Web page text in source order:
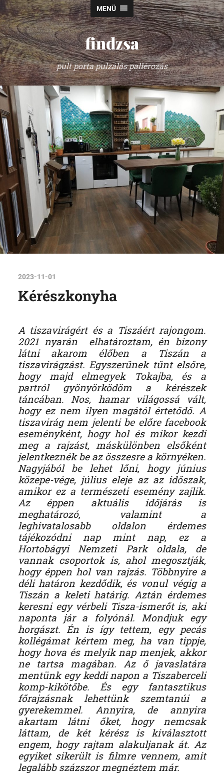
MENÜ
findzsa
pult porta pulzálás pallérozás
2023-11-01
Kérészkonyha
A tiszavirágért és a Tiszáért rajongom.
2021 nyarán elhatároztam, én bizony
látni akarom élőben a Tiszán a
tiszavirágzást. Egyszerűnek tűnt elsőre,
hogy majd elmegyek Tokajba, és a
partról gyönyörködöm a kérészek
táncában. Nos, hamar világossá vált,
hogy ez nem ilyen magától értetődő. A
tiszavirág nem jelenti be előre facebook
eseményként, hogy hol és mikor kezdi
meg a rajzást, máskülönben elsőként
jelentkeznék be az összesre a környéken.
Nagyjából be lehet lőni, hogy június
közepe-vége, július eleje az az időszak,
amikor ez a természeti esemény zajlik.
Az éppen aktuális időjárás is
meghatározó, valamint a
leghivatalosabb oldalon érdemes
tájékozódni nap mint nap, ez a
Hortobágyi Nemzeti Park oldala, de
vannak csoportok is, ahol megosztják,
hogy éppen hol van rajzás. Többnyire a
déli határon kezdődik, és vonul végig a
Tiszán a keleti határig. Aztán érdemes
keresni egy vérbeli Tisza-ismerőt is, aki
naponta jár a folyónál. Mondjuk egy
horgászt. Én is így tettem, egy pecás
kollégámat kértem meg, ha van tippje,
hogy hova és melyik nap menjek, akkor
ne tartsa magában. Az ő javaslatára
mentünk egy keddi napon a Tiszaberceli
komp-kikötőbe. És egy fantasztikus
főrajzásnak lehettünk szemtanúi a
gyerekemmel. Annyira, de annyira
akartam látni őket, hogy nemcsak
láttam, de két kérész is kiválasztott
engem, hogy rajtam alakuljanak át. Az
egyiket sikerült is filmre vennem, amit
legalább százszor megnéztem már.